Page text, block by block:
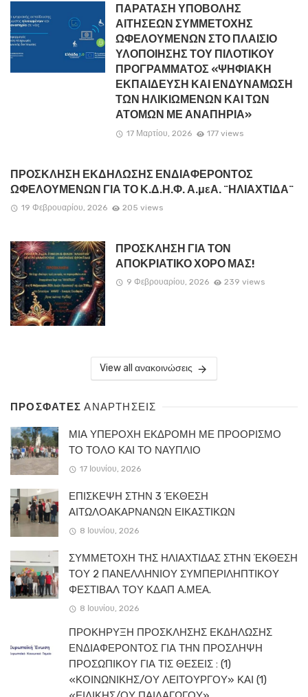
ΠΑΡΑΤΑΣΗ ΥΠΟΒΟΛΗΣ
ΑΙΤΗΣΕΩΝ ΣΥΜΜΕΤΟΧΗΣ
ΩΦΕΛΟΥΜΕΝΩΝ ΣΤΟ ΠΛΑΙΣΙΟ
ΥΛΟΠΟΙΗΣΗΣ ΤΟΥ ΠΙΛΟΤΙΚΟΥ
ΠΡΟΓΡΑΜΜΑΤΟΣ «ΨΗΦΙΑΚΗ
ΕΚΠΑΙΔΕΥΣΗ ΚΑΙ ΕΝΔΥΝΑΜΩΣΗ
ΤΩΝ ΗΛΙΚΙΩΜΕΝΩΝ ΚΑΙ ΤΩΝ
ΑΤΟΜΩΝ ΜΕ ΑΝΑΠΗΡΙΑ»
17 Μαρτίου, 2026 177 views
ΠΡΟΣΚΛΗΣΗ ΕΚΔΗΛΩΣΗΣ ΕΝΔΙΑΦΕΡΟΝΤΟΣ
ΩΦΕΛΟΥΜΕΝΩΝ ΓΙΑ ΤΟ Κ.Δ.Η.Φ. Α.μεΑ. ¨ΗΛΙΑΧΤΙΔΑ¨
19 Φεβρουαρίου, 2026 205 views
ΠΡΟΣΚΛΗΣΗ ΓΙΑ ΤΟΝ
ΑΠΟΚΡΙΑΤΙΚΟ ΧΟΡΟ ΜΑΣ!
9 Φεβρουαρίου, 2026 239 views
View all ανακοινώσεις
ΠΡΟΣΦΑΤΕΣΑΝΑΡΤΗΣΕΙΣ
ΜΙΑ ΥΠΕΡΟΧΗ ΕΚΔΡΟΜΗ ΜΕ ΠΡΟΟΡΙΣΜΟ
ΤΟ ΤΟΛΟ ΚΑΙ ΤΟ ΝΑΥΠΛΙΟ
17 Ιουνίου, 2026
ΕΠΙΣΚΕΨΗ ΣΤΗΝ 3 ΈΚΘΕΣΗ
ΑΙΤΩΛΟΑΚΑΡΝΑΝΩΝ ΕΙΚΑΣΤΙΚΩΝ
8 Ιουνίου, 2026
ΣΥΜΜΕΤΟΧΗ ΤΗΣ ΗΛΙΑΧΤΙΔΑΣ ΣΤΗΝ ΈΚΘΕΣΗ
ΤΟΥ 2 ΠΑΝΕΛΛΗΝΙΟΥ ΣΥΜΠΕΡΙΛΗΠΤΙΚΟΥ
ΦΕΣΤΙΒΑΛ ΤΟΥ ΚΔΑΠ Α.ΜΕΑ.
8 Ιουνίου, 2026
ΠΡΟΚΗΡΥΞΗ ΠΡΟΣΚΛΗΣΗΣ ΕΚΔΗΛΩΣΗΣ
ΕΝΔΙΑΦΕΡΟΝΤΟΣ ΓΙΑ ΤΗΝ ΠΡΟΣΛΗΨΗ
ΠΡΟΣΩΠΙΚΟΥ ΓΙΑ ΤΙΣ ΘΕΣΕΙΣ : (1)
«ΚΟΙΝΩΝΙΚΗΣ/ΟΥ ΛΕΙΤΟΥΡΓΟΥ» ΚΑΙ (1)